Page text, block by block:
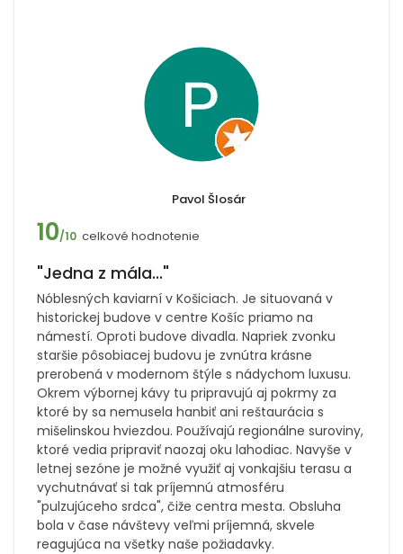
Pavol Šlosár
10/10 celkové hodnotenie
"Jedna z mála..."
Nóblesných kaviarní v Košiciach. Je situovaná v
historickej budove v centre Košíc priamo na
námestí. Oproti budove divadla. Napriek zvonku
staršie pôsobiacej budovu je zvnútra krásne
prerobená v modernom štýle s nádychom luxusu.
Okrem výbornej kávy tu pripravujú aj pokrmy za
ktoré by sa nemusela hanbiť ani reštaurácia s
mišelinskou hviezdou. Používajú regionálne suroviny,
ktoré vedia pripraviť naozaj oku lahodiac. Navyše v
letnej sezóne je možné využiť aj vonkajšiu terasu a
vychutnávať si tak príjemnú atmosféru
"pulzujúceho srdca", čiže centra mesta. Obsluha
bola v čase návštevy veľmi príjemná, skvele
reagujúca na všetky naše požiadavky.